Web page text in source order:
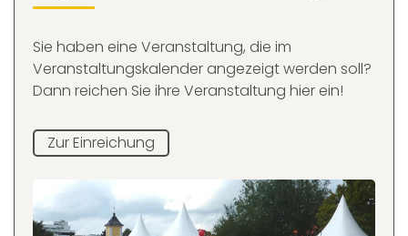
Sie haben eine Veranstaltung, die im
Veranstaltungskalender angezeigt werden soll?
Dann reichen Sie ihre Veranstaltung hier ein!
Zur Einreichung